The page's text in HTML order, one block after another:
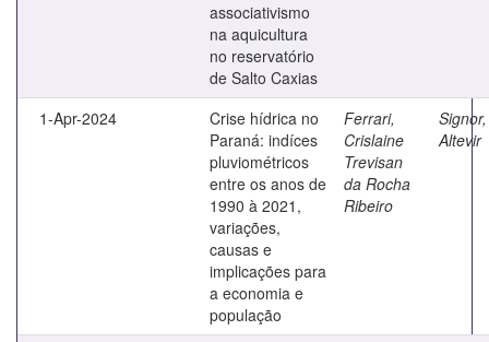
associativismo
na aquicultura
no reservatório
de Salto Caxias
1-Apr-2024
Crise hídrica no
Paraná: indíces
pluviométricos
entre os anos de
1990 à 2021,
variações,
causas e
implicações para
a economia e
população
Ferrari,
Crislaine
Trevisan
da Rocha
Ribeiro
Signor,
Altevir